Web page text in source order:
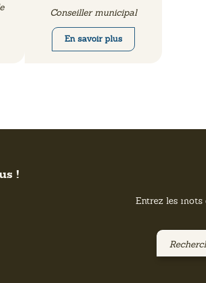
Conseiller municipal
En savoir plus
!
Entrez les
Recherchez
sur